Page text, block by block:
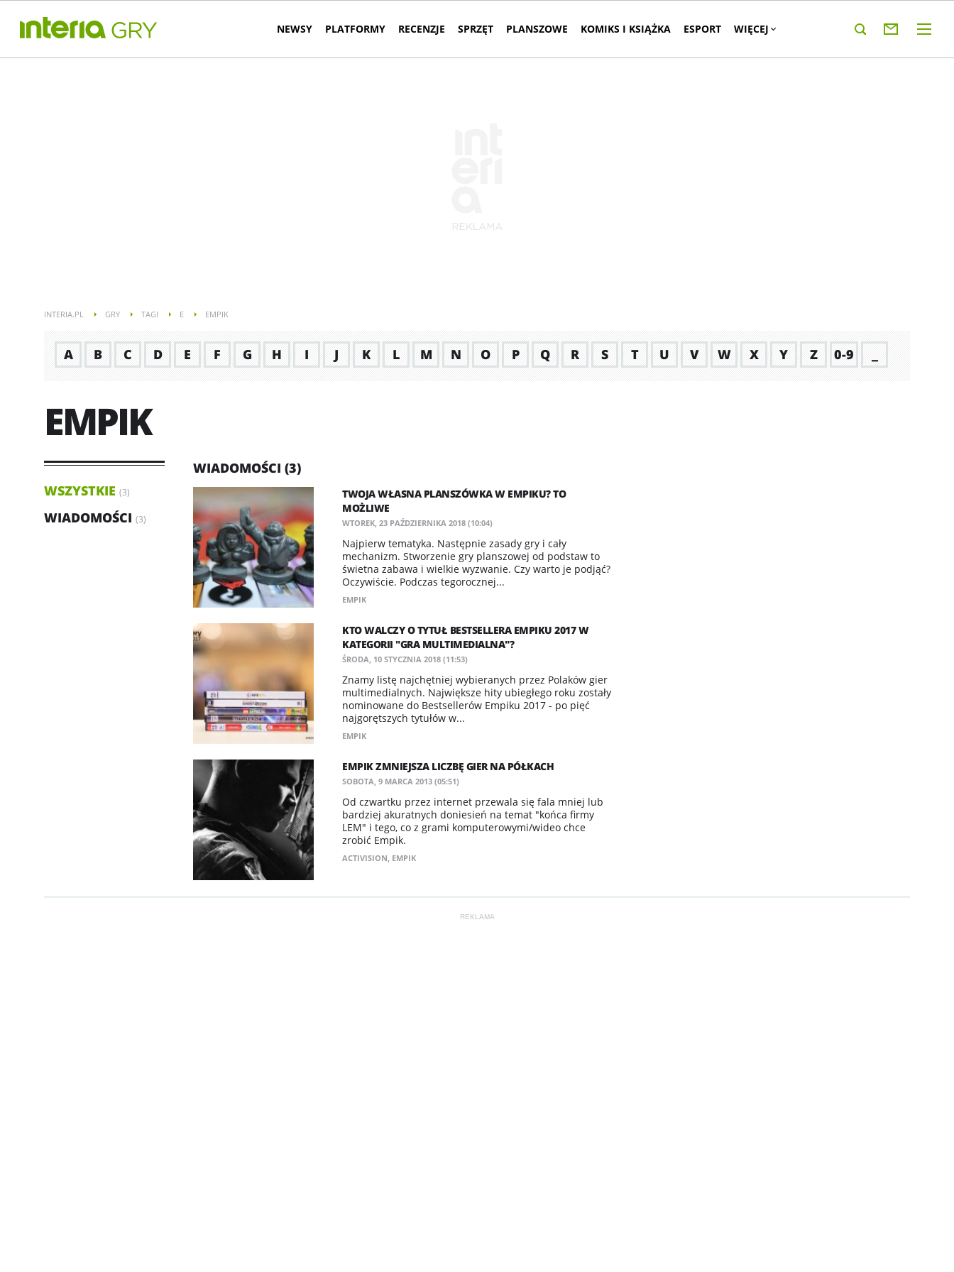
NEWSY PLATFORMY RECENZJE SPRZĘT PLANSZOWE KOMIKS I KSIĄŻKA ESPORT WIĘCEJ
INTERIA.PL GRY TAGI E EMPIK
A B C D E F G H I J K L M N O P Q R S T U V W X Y Z 0-9
EMPIK
WSZYSTKIE (3)
WIADOMOŚCI (3)
WIADOMOŚCI (3)
TWOJA WŁASNA PLANSZÓWKA W EMPIKU? TO
MOŻLIWE
WTOREK, 23 PAŹDZIERNIKA 2018 (10:04)
​Najpierw tematyka. Następnie zasady gry i cały
mechanizm. Stworzenie gry planszowej od podstaw to
świetna zabawa i wielkie wyzwanie. Czy warto je podjąć?
Oczywiście. Podczas tegorocznej...
EMPIK
KTO WALCZY O TYTUŁ BESTSELLERA EMPIKU 2017 W
KATEGORII "GRA MULTIMEDIALNA"?
ŚRODA, 10 STYCZNIA 2018 (11:53)
​Znamy listę najchętniej wybieranych przez Polaków gier
multimedialnych. Największe hity ubiegłego roku zostały
nominowane do Bestsellerów Empiku 2017 - po pięć
najgorętszych tytułów w...
EMPIK
EMPIK ZMNIEJSZA LICZBĘ GIER NA PÓŁKACH
SOBOTA, 9 MARCA 2013 (05:51)
Od czwartku przez internet przewala się fala mniej lub
bardziej akuratnych doniesień na temat "końca firmy
LEM" i tego, co z grami komputerowymi/wideo chce
zrobić Empik.
ACTIVISION, EMPIK
REKLAMA